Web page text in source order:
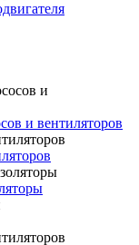
и вентиляторов